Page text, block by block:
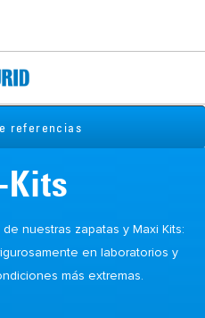
referencias
Kits
nuestras zapatas y Maxi Kits:
en laboratorios y
más extremas.